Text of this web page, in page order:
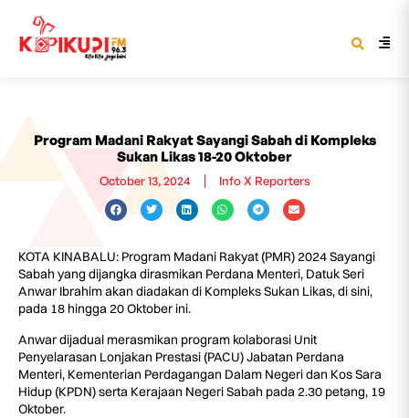
Program Madani Rakyat Sayangi Sabah di Kompleks
Sukan Likas 18-20 Oktober
October 13, 2024 Info X Reporters
KOTA KINABALU: Program Madani Rakyat (PMR) 2024 Sayangi
Sabah yang dijangka dirasmikan Perdana Menteri, Datuk Seri
Anwar Ibrahim akan diadakan di Kompleks Sukan Likas, di sini,
pada 18 hingga 20 Oktober ini.
Anwar dijadual merasmikan program kolaborasi Unit
Penyelarasan Lonjakan Prestasi (PACU) Jabatan Perdana
Menteri, Kementerian Perdagangan Dalam Negeri dan Kos Sara
Hidup (KPDN) serta Kerajaan Negeri Sabah pada 2.30 petang, 19
Oktober.